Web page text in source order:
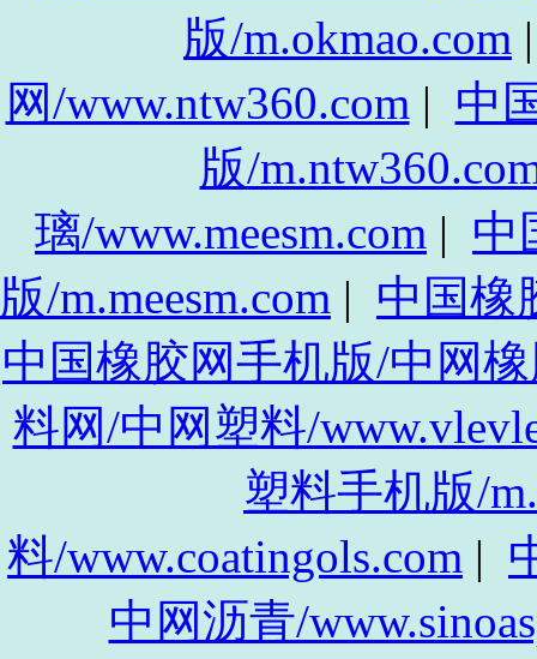
版/m.okmao.com
网/www.ntw360.com | 中
版/
璃/www.meesm.com | 中
版/m.meesm.com | 中国橡
中国橡胶网手机版/中网
料网/中网塑料/
塑料手机版/
料/www.coatingols.com |
中网沥青/